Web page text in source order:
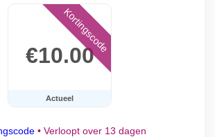
€10.00
Actueel
Kortingscode
• Verloopt over 13 dagen